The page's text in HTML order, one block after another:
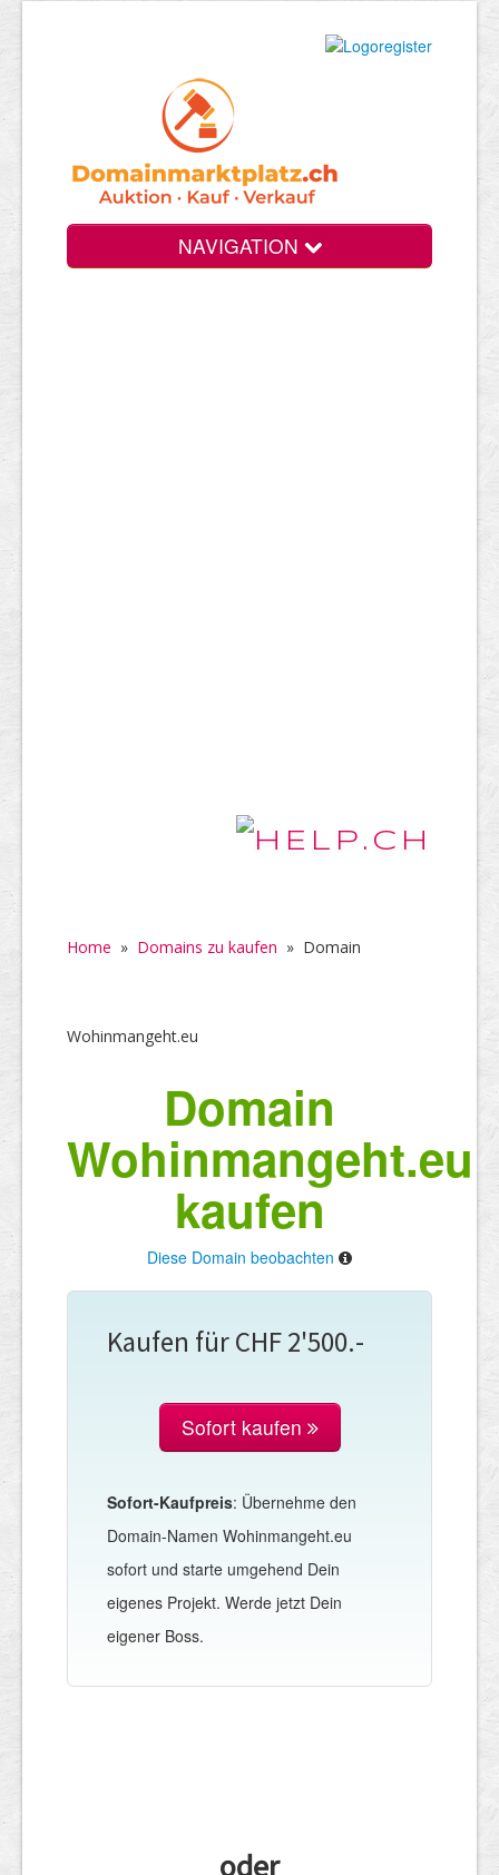
NAVIGATION
Home » Domains zu kaufen » Domain
Wohinmangeht.eu
Domain
Wohinmangeht.eu
kaufen
Diese Domain beobachten
Kaufen für CHF 2'500.-
Sofort kaufen
Sofort-Kaufpreis: Übernehme den
Domain-Namen Wohinmangeht.eu
sofort und starte umgehend Dein
eigenes Projekt. Werde jetzt Dein
eigener Boss.
oder